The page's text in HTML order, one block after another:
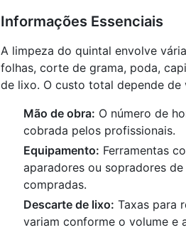
Informações Essenciais
A limpeza do quintal envolve
folhas, corte de grama, poda,
de lixo. O custo total depende de
Mão de obra: O número de
cobrada pelos profissionais.
Equipamento: Ferramentas
aparadores ou sopradores
compradas.
Descarte de lixo: Taxas para
variam conforme o volume e